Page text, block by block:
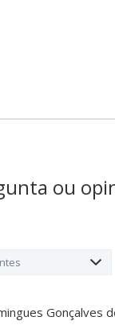
ou
Gonçalves